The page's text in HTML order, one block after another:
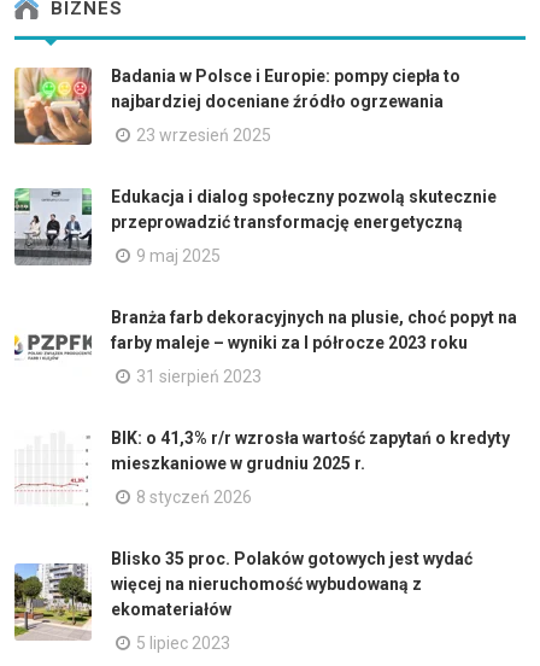
BIZNES
Badania w Polsce i Europie: pompy ciepła to
najbardziej doceniane źródło ogrzewania
23 wrzesień 2025
Edukacja i dialog społeczny pozwolą skutecznie
przeprowadzić transformację energetyczną
9 maj 2025
Branża farb dekoracyjnych na plusie, choć popyt na
farby maleje – wyniki za I półrocze 2023 roku
31 sierpień 2023
BIK: o 41,3% r/r wzrosła wartość zapytań o kredyty
mieszkaniowe w grudniu 2025 r.
8 styczeń 2026
Blisko 35 proc. Polaków gotowych jest wydać
więcej na nieruchomość wybudowaną z
ekomateriałów
5 lipiec 2023